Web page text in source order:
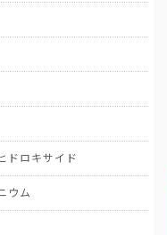
ドロキサイド
ウム